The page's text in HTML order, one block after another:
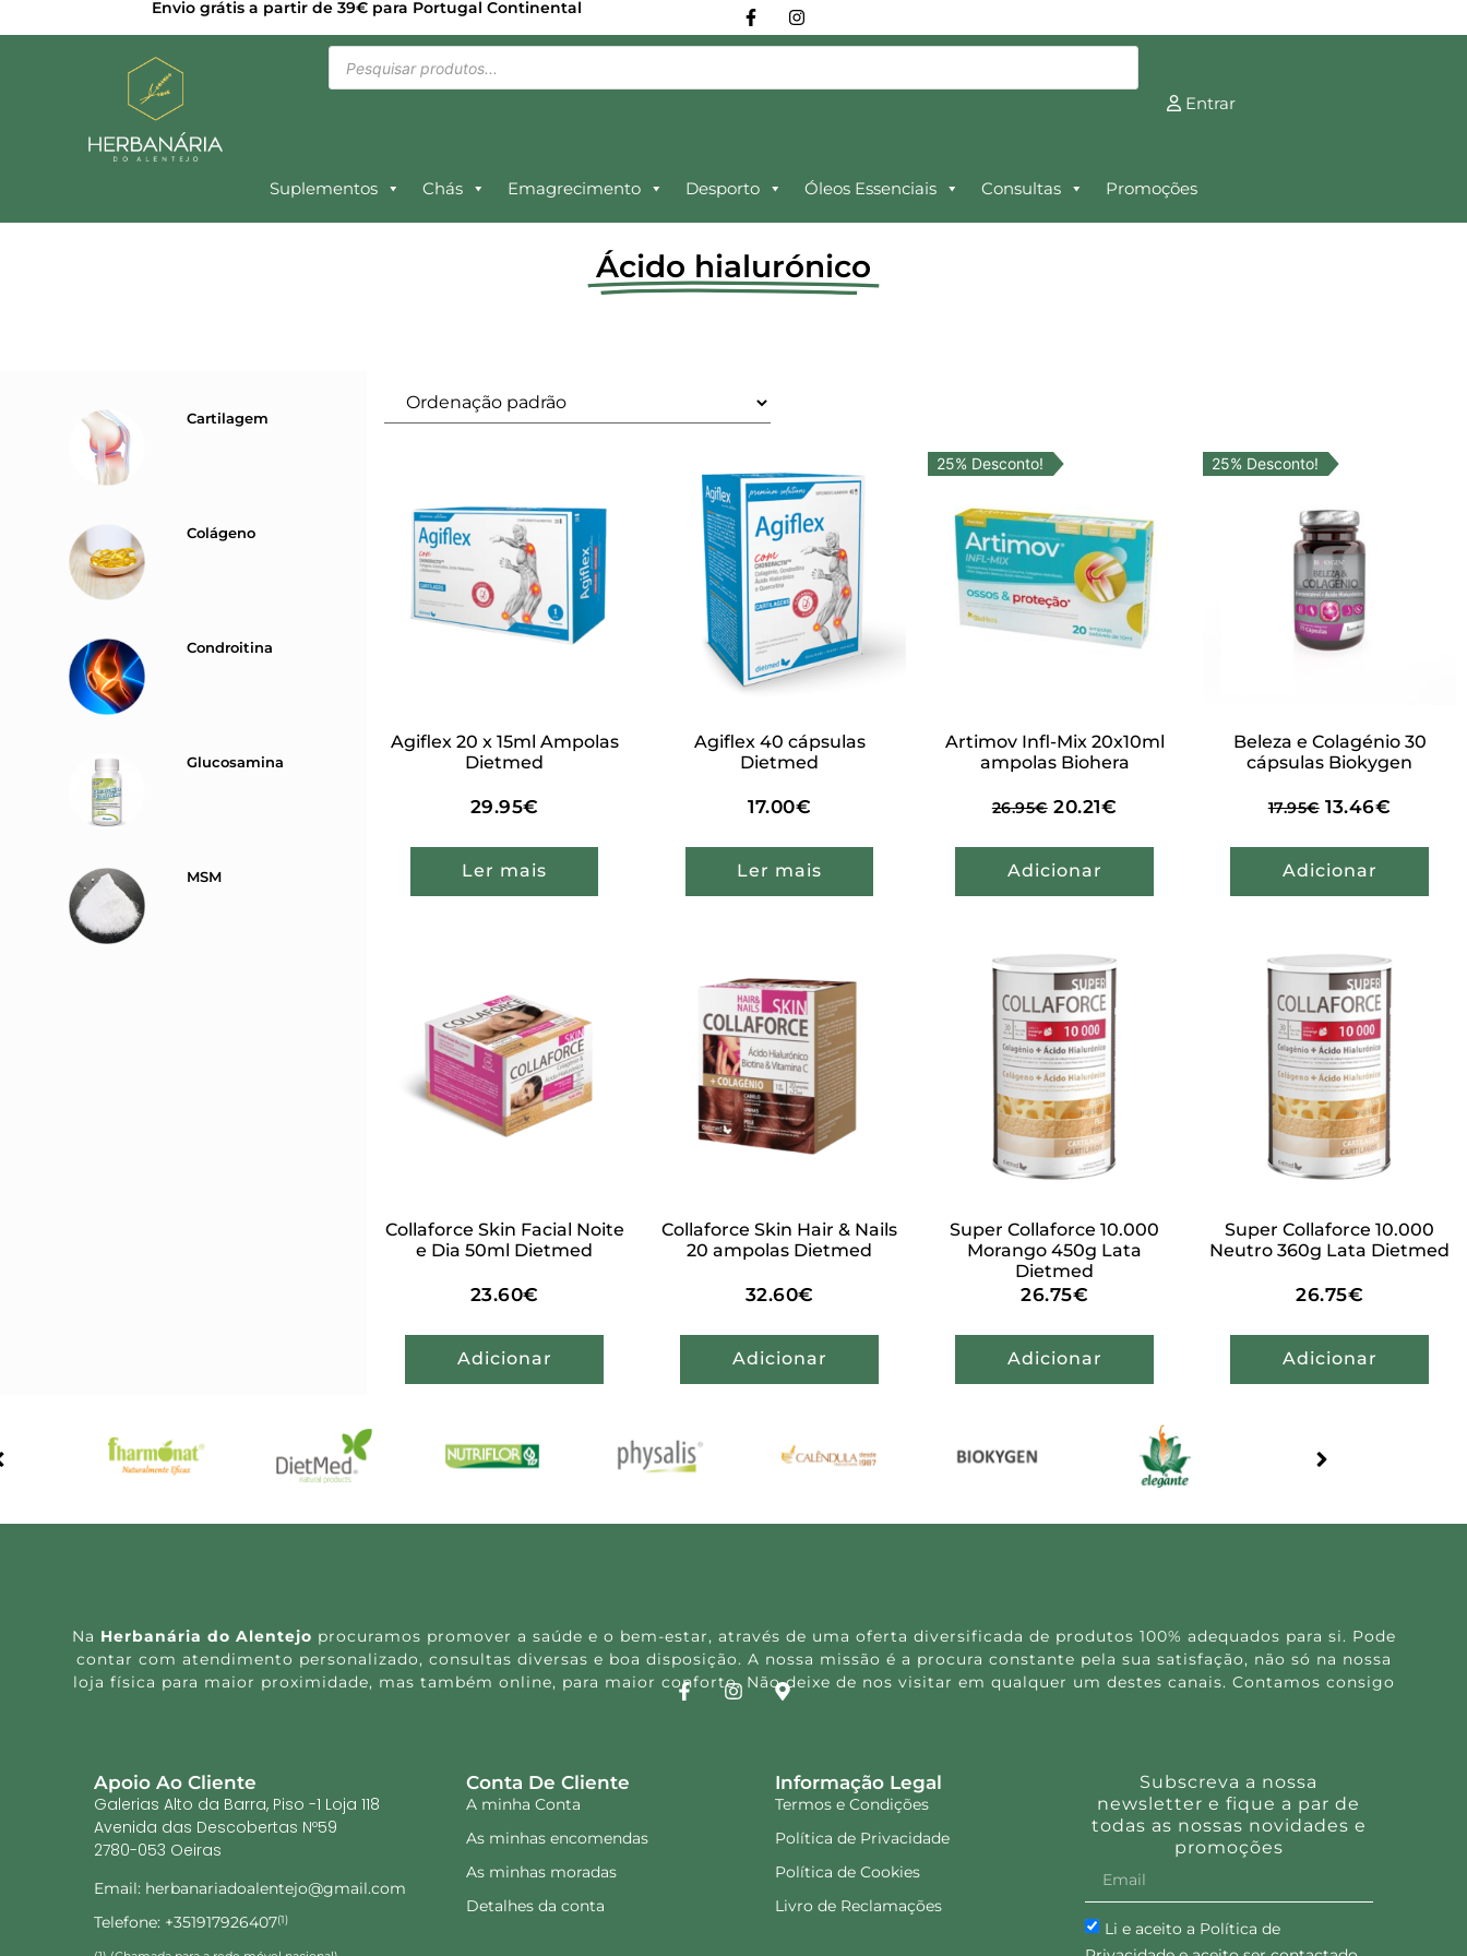
Envio grátis a partir de 39€ para Portugal Continental
Entrar
Suplementos Chás Emagrecimento Desporto Óleos Essenciais Consultas Promoções
Ácido hialurónico
Cartilagem
Colágeno
Condroitina
Glucosamina
MSM
Agiflex 20 x 15ml Ampolas
Dietmed
29.95€
Ler mais
Agiflex 40 cápsulas
Dietmed
17.00€
Ler mais
25% Desconto!
Artimov Infl-Mix 20x10ml
ampolas Biohera
26.95€ 20.21€
Adicionar
25% Desconto!
Beleza e Colagénio 30
cápsulas Biokygen
17.95€ 13.46€
Adicionar
Collaforce Skin Facial Noite
e Dia 50ml Dietmed
23.60€
Adicionar
Collaforce Skin Hair & Nails
20 ampolas Dietmed
32.60€
Adicionar
Super Collaforce 10.000
Morango 450g Lata
Dietmed
26.75€
Adicionar
Super Collaforce 10.000
Neutro 360g Lata Dietmed
26.75€
Adicionar
Na Herbanária do Alentejo procuramos promover a saúde e o bem-estar, através de uma oferta diversificada de produtos 100% adequados para si. Pode
contar com atendimento personalizado, consultas diversas e boa disposição. A nossa missão é a procura constante pela sua satisfação, não só na nossa
loja física para maior proximidade, mas também online, para maior conforto. Não deixe de nos visitar em qualquer um destes canais. Contamos consigo
Apoio Ao Cliente
Galerias Alto da Barra, Piso -1 Loja 118
Avenida das Descobertas Nº59
2780-053 Oeiras
Email: herbanariadoalentejo@gmail.com
Telefone: +351917926407(1)
Conta De Cliente
A minha Conta
As minhas encomendas
As minhas moradas
Detalhes da conta
Informação Legal
Termos e Condições
Política de Privacidade
Política de Cookies
Livro de Reclamações
Subscreva a nossa
newsletter e fique a par de
todas as nossas novidades e
promoções
Li e aceito a Política de